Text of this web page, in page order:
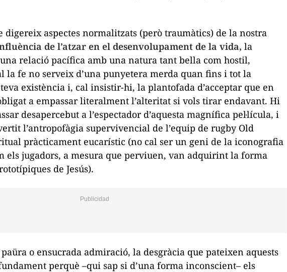
digereix aspectes normalitzats (però traumàtics) de la nostra
de l’atzar en el desenvolupament de la vida, la
relació pacífica amb una natura tant bella com hostil,
la fe no serveix d’una punyetera merda quan fins i tot la
existència i, cal insistir-hi, la plantofada d’acceptar que en
a empassar literalment l’alteritat si vols tirar endavant. Hi
desapercebut a l’espectador d’aquesta magnífica pel·lícula, i
l’antropofàgia supervivencial de l’equip de rugby Old
pràcticament eucarístic (no cal ser un geni de la iconografia
els jugadors, a mesura que perviuen, van adquirint la forma
de Jesús).
o ensucrada admiració, la desgràcia que pateixen aquests
perquè –qui sap si d’una forma inconscient– els